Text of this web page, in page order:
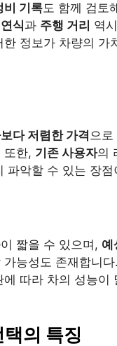
비 기록도 함께 검토
연식과 주행 거리 역
한 정보가 차량의 가
다 저렴한 가격 으
또한, 기존 사용자의
파악할 수 있는 장점
이 짧을 수 있으며, 예
가능성도 존재합니
에 따라 차의 성능이
의 특징